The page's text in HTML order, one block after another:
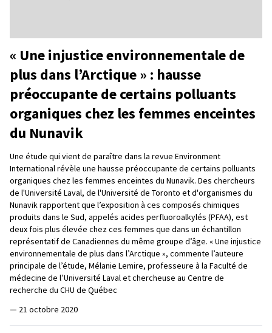
« Une injustice environnementale de
plus dans l’Arctique » : hausse
préoccupante de certains polluants
organiques chez les femmes enceintes
du Nunavik
Une étude qui vient de paraître dans la revue Environment
International révèle une hausse préoccupante de certains polluants
organiques chez les femmes enceintes du Nunavik. Des chercheurs
de l'Université Laval, de l'Université de Toronto et d'organismes du
Nunavik rapportent que l’exposition à ces composés chimiques
produits dans le Sud, appelés acides perfluoroalkylés (PFAA), est
deux fois plus élevée chez ces femmes que dans un échantillon
représentatif de Canadiennes du même groupe d’âge. « Une injustice
environnementale de plus dans l’Arctique », commente l’auteure
principale de l’étude, Mélanie Lemire, professeure à la Faculté de
médecine de l’Université Laval et chercheuse au Centre de
recherche du CHU de Québec
— 21 octobre 2020